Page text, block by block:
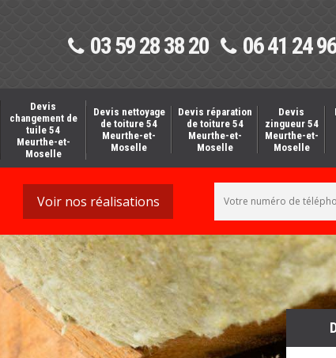
03 59 28 38 20 06 41 24
Devis
changement de
tuile 54
Meurthe-et-
Moselle
Devis nettoyage
de toiture 54
Meurthe-et-
Moselle
Devis réparation
de toiture 54
Meurthe-et-
Moselle
Devis
zingueur 54
Meurthe-et-
Moselle
Voir nos réalisations